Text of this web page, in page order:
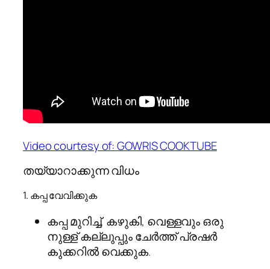
Video courtesy of:GOWRIS COOKTUBE
തയ്യാറാക്കുന്ന വിധം
1. കപ്പ വേവിക്കുക
കപ്പ മുറിച്ച്, കഴുകി, വെള്ളവും ഒരു
നുള്ള് കല്ലുപ്പും ചേർത്ത് പ്രഷർ
കുക്കറിൽ വെക്കുക.